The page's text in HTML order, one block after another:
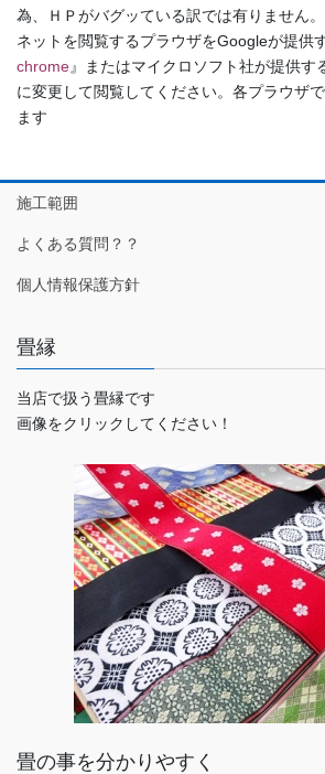
為、ＨＰがバグッている訳では有りません。
ネットを閲覧するプラウザをGoogleが提供
chrome』またはマイクロソフト社が提供す
に変更して閲覧してください。各プラウザ
ます
施工範囲
よくある質問？？
個人情報保護方針
畳縁
当店で扱う畳縁です
画像をクリックしてください！
畳の事を分かりやすく